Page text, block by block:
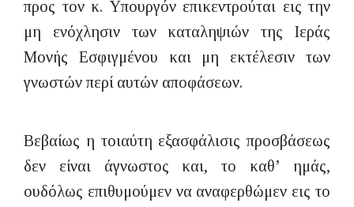
προς τον κ. Υπουργόν επικεντρούται εις την
μη ενόχλησιν των καταληψιών της Ιεράς
Μονής Εσφιγμένου και μη εκτέλεσιν των
γνωστών περί αυτών αποφάσεων.
Βεβαίως η τοιαύτη εξασφάλισις προσβάσεως
δεν είναι άγνωστος και, το καθ’ ημάς,
ουδόλως επιθυμούμεν να αναφερθώμεν εις το